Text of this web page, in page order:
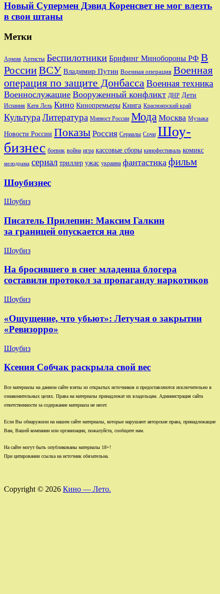
Новый Супермен Дэвид Коренсвет не мог влезть
в свои штаны
Метки
Армия Артисты Беспилотники Брифинг Минобороны РФ В
РоссииВСУ Владимир Путин Военная операция Военная
операция по защите Донбасса Военная техника
Военнослужащие Вооруженный конфликт ДНР Дети
Испания Катя Лель Кино Кинопремьеры Книга Красноярский край
Культура Литература Минюст России Мода Москва Музыка
Новости России Показы Россия Сериалы Сочи Шоу-
бизнес боевик война игра кассовые сборы кинофестиваль комикс
мелодрама сериал триллер ужас украина фантастика фильм
Шоубизнес
Шоубиз
Писатель Прилепин: Максим Галкин
за границей опускается на дно
Шоубиз
На бросившего в снег младенца блогера
составили протокол за пропаганду наркотиков
Шоубиз
«Ощущение, что убьют»: Летучая о закрытии
«Ревизорро»
Шоубиз
Ксения Собчак раскрыла свой вес
Все материалы на данном сайте взяты из открытых источников и предоставляются исключительно в
ознакомительных целях. Права на материалы принадлежат их владельцам. Администрация сайта
ответственности за содержание материала не несет.
Если Вы обнаружили на нашем сайте материалы, которые нарушают авторские права, принадлежащие
Вам, Вашей компании или организации, пожалуйста, сообщите нам.
На сайте могут быть опубликованы материалы 18+!
При цитировании ссылка на источник обязательна.
Copyright © 2026 Кино — Лето.